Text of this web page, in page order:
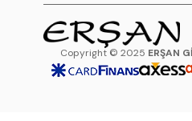
Copyright © 2025 ERŞAN